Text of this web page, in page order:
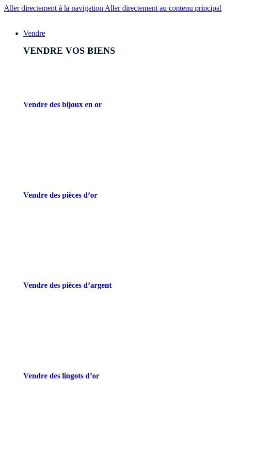
Aller directement à la navigation Aller directement au contenu principal
Vendre
VENDRE VOS BIENS
Vendre des bijoux en or
Vendre des pièces d’or
Vendre des pièces d’argent
Vendre des lingots d’or